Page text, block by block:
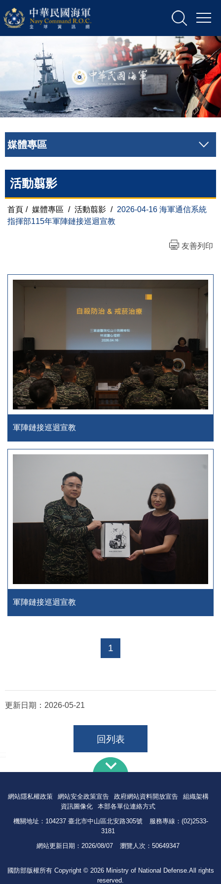
媒體專區
活動翦影
首頁 / 媒體專區 / 活動翦影 / 2026-04-16 海軍通信系統
指揮部115年軍陣鏈接巡迴宣教
友善列印
軍陣鏈接巡迴宣教
軍陣鏈接巡迴宣教
1
更新日期： 2026-05-21
回列表
網站隱私權政策 網站安全政策宣告 政府網站資料開放宣告
組織架構
資訊圖像化
本部各單位連絡方式
機關地址：104237 臺北市中山區北安路305號
服務專線：(02)2533-
3181
網站更新日期： 2026/08/07 瀏覽人次： 50649347
國防部版權所有 Copyright © 2026 Ministry of National Defense.All rights
reserved.